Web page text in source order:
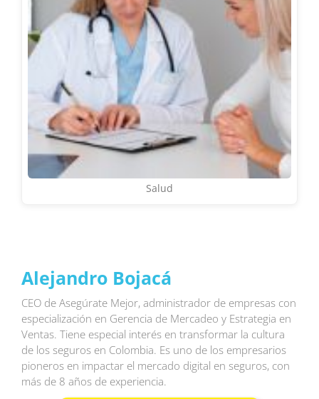
Salud
Alejandro Bojacá
CEO de Asegúrate Mejor, administrador de empresas con
especialización en Gerencia de Mercadeo y Estrategia en
Ventas. Tiene especial interés en transformar la cultura
de los seguros en Colombia. Es uno de los empresarios
pioneros en impactar el mercado digital en seguros, con
más de 8 años de experiencia.